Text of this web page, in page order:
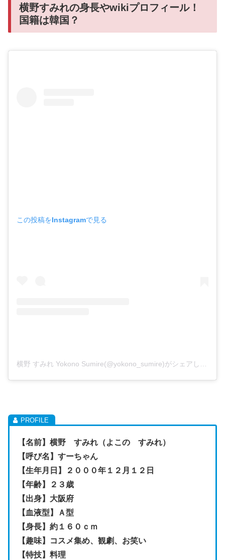
横野すみれの身長やwikiプロフィール！
国籍は韓国？
この投稿をInstagramで見る
【名前】横野 すみれ（よこの すみれ）
【呼び名】すーちゃん
【生年月日】２０００年１２月１２日
【年齢】２３歳
【出身】大阪府
【血液型】Ａ型
【身長】約１６０ｃｍ
【趣味】コスメ集め、観劇、お笑い
【特技】料理